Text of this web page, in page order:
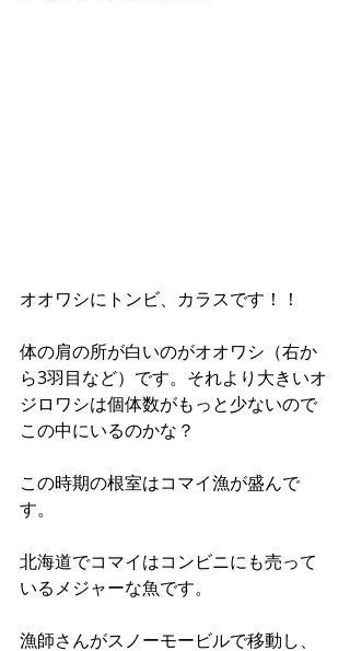
オオワシにトンビ、カラスです！！
体の肩の所が白いのがオオワシ（右か
ら3羽目など）です。それより大きいオ
ジロワシは個体数がもっと少ないので
この中にいるのかな？
この時期の根室はコマイ漁が盛んで
す。
北海道でコマイはコンビニにも売って
いるメジャーな魚です。
漁師さんがスノーモービルで移動し、